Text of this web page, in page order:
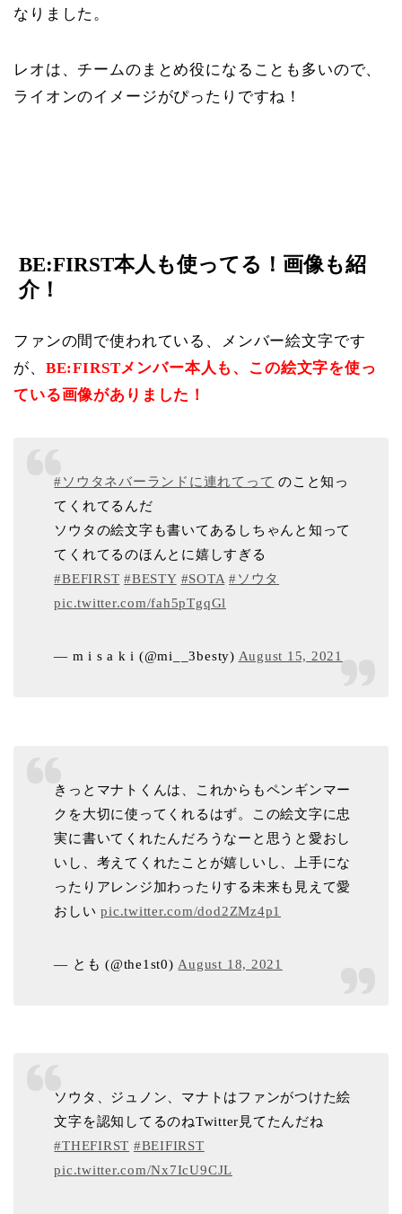
なりました。
レオは、チームのまとめ役になることも多いので、
ライオンのイメージがぴったりですね！
BE:FIRST本人も使ってる！画像も紹
介！
ファンの間で使われている、メンバー絵文字です
が、 BE:FIRSTメンバー本人も、この絵文字を使っ
ている画像がありました！
#ソウタネバーランドに連れてって のこと知っ
てくれてるんだ
ソウタの絵文字も書いてあるしちゃんと知って
てくれてるのほんとに嬉しすぎる
#BEFIRST #BESTY #SOTA #ソウタ
pic.twitter.com/fah5pTgqGl
— m i s a k i (@mi__3besty) August 15, 2021
きっとマナトくんは、これからもペンギンマー
クを大切に使ってくれるはず。この絵文字に忠
実に書いてくれたんだろうなーと思うと愛おし
いし、考えてくれたことが嬉しいし、上手にな
ったりアレンジ加わったりする未来も見えて愛
おしいpic.twitter.com/dod2ZMz4p1
— とも (@the1st0) August 18, 2021
ソウタ、ジュノン、マナトはファンがつけた絵
文字を認知してるのねTwitter見てたんだね
#THEFIRST #BEIFIRST
pic.twitter.com/Nx7IcU9CJL